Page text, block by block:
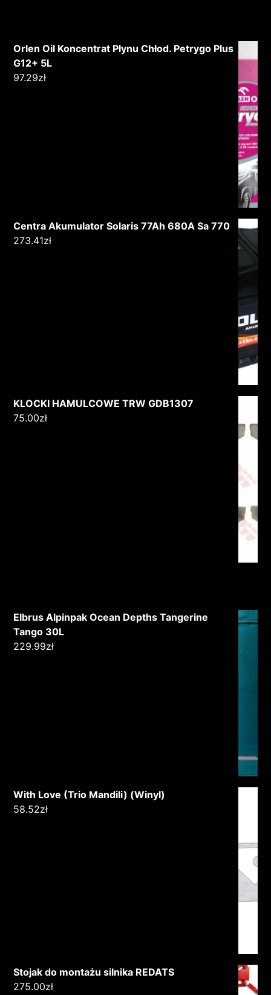
Orlen Oil Koncentrat Płynu Chłod. Petrygo Plus
G12+ 5L
97.29zł
Centra Akumulator Solaris 77Ah 680A Sa 770
273.41zł
KLOCKI HAMULCOWE TRW GDB1307
75.00zł
Elbrus Alpinpak Ocean Depths Tangerine
Tango 30L
229.99zł
With Love (Trio Mandili) (Winyl)
58.52zł
Stojak do montażu silnika REDATS
275.00zł